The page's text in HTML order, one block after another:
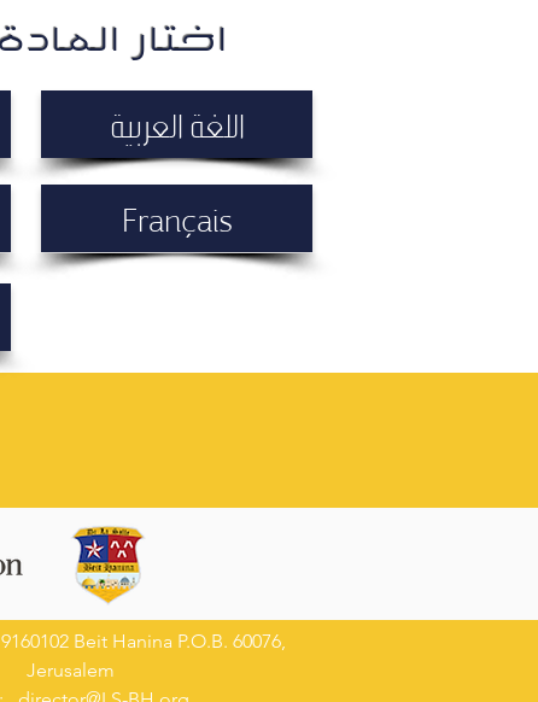
اختار
اللغة العربية
Français
Beit Hanina P.O.B. 60076,
Jerusalem